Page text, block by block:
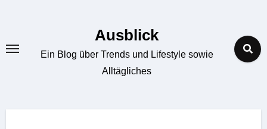
Ausblick
Ein Blog über Trends und Lifestyle sowie
Alltägliches